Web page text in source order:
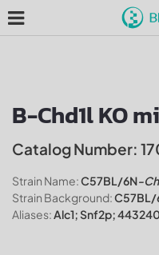
B-Chd1l KO
Catalog Number:
Strain Name:C57BL/6N-
Strain Background:C57BL/
Aliases:Alc1; Snf2p;